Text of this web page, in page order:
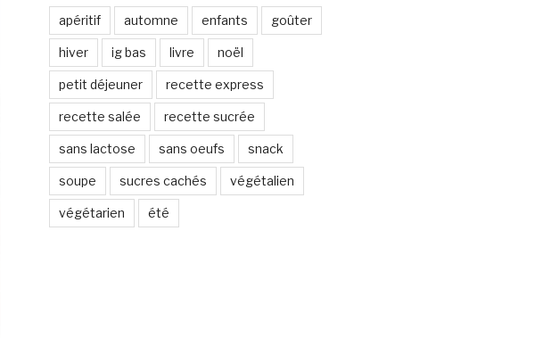
apéritif automne enfants goûter
hiver ig bas livre noël
petit déjeuner recette express
recette salée recette sucrée
sans lactose sans oeufs snack
soupe sucres cachés végétalien
végétarien été